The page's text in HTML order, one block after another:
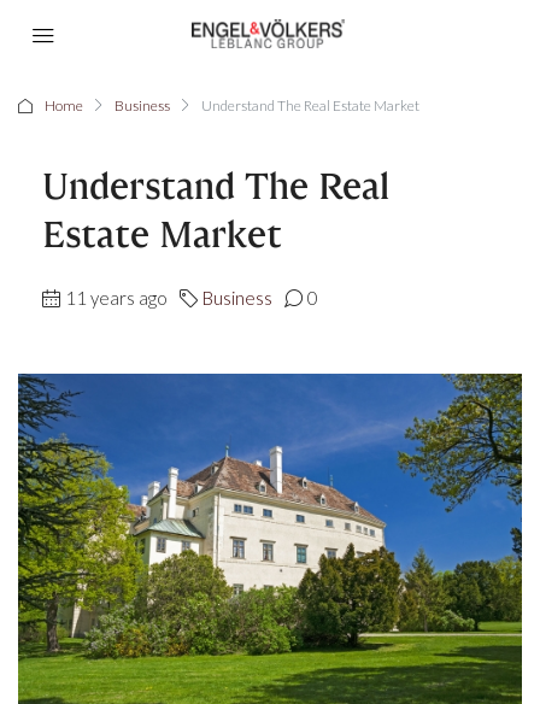
Home Business Understand The Real Estate Market
Understand The Real
Estate Market
11 years ago Business 0